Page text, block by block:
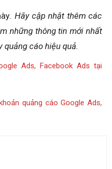
. Hãy cập nhật thêm các
những thông tin mới nhất
quảng cáo hiệu quả.
Ads, Facebook Ads tại
quảng cáo Google Ads,